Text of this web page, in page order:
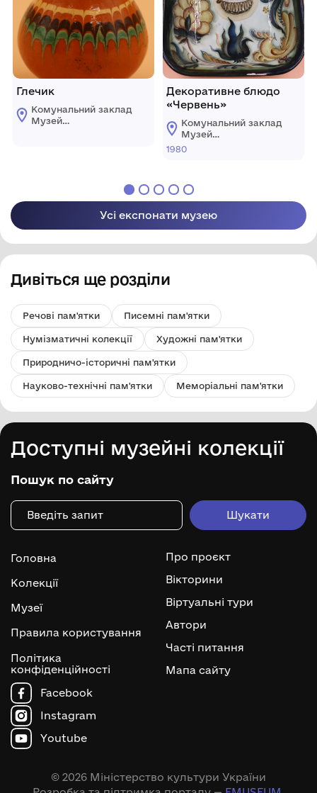
Глечик
Комунальний заклад
Музей
Декоративне блюдо
«Червень»
Комунальний заклад
Музей
образотворчих
1980
Усі експонати музею
Дивіться ще розділи
Речові пам'ятки Писемні пам'ятки
Нумізматичні колекції Художні пам'ятки
Природничо-історичні пам'ятки
Науково-технічні пам'ятки Меморіальні пам'ятки
Доступні музейні колекції
Пошук по сайту
Головна
Колекції
Музеї
Правила користування
Політика
конфіденційності
Про проєкт
Вікторини
Віртуальні тури
Автори
Часті питання
Мапа сайту
Facebook
Instagram
Youtube
© 2026 Міністерство культури України